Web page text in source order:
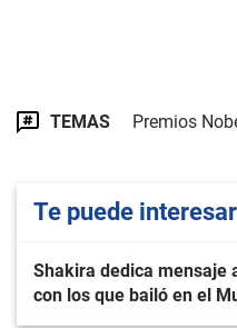
TEMAS Premios
Te puede interesar
Shakira dedica mensaje
con los que bailó en el